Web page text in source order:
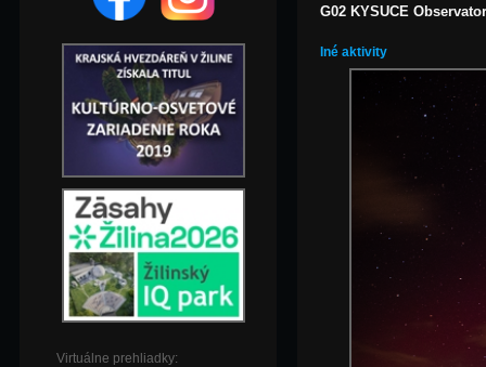
Virtuálne prehliadky:
G02 KYSUCE
Iné aktivity